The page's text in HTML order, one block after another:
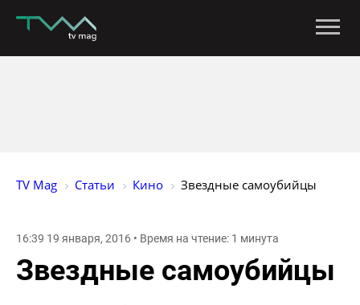
TV Mag Статьи Кино Звездные самоубийцы
16:39 19 января, 2016 • Время на чтение: 1 минута
Звездные самоубийцы